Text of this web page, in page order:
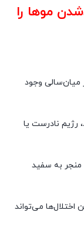
موها را
وجود
رژیم نادرست یا
منجر به سفید
اختلال‌ها می‌تواند